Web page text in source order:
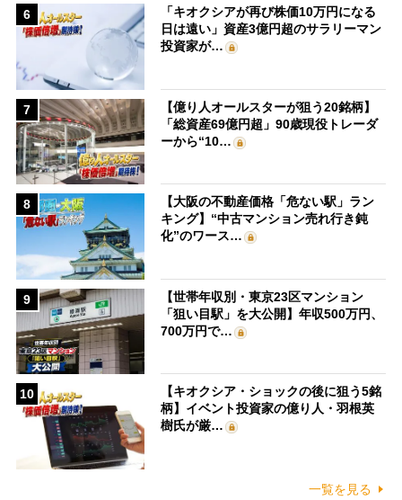
6
「キオクシアが再び株価10万円になる
日は遠い」資産3億円超のサラリーマン
投資家が…
7
【億り人オールスターが狙う20銘柄】
「総資産69億円超」90歳現役トレーダ
ーから“10…
8
【大阪の不動産価格「危ない駅」ラン
キング】“中古マンション売れ行き鈍
化”のワース…
9
【世帯年収別・東京23区マンション
「狙い目駅」を大公開】年収500万円、
700万円で…
10
【キオクシア・ショックの後に狙う5銘
柄】イベント投資家の億り人・羽根英
樹氏が厳…
一覧を見る